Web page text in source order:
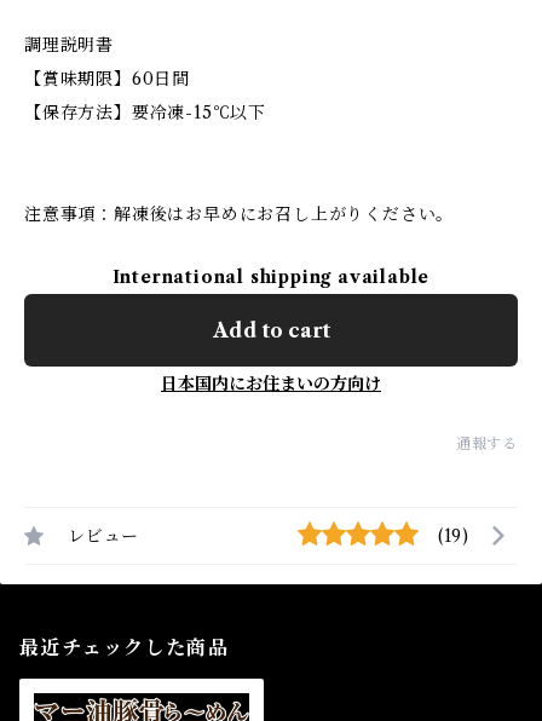
調理説明書
【賞味期限】60日間
【保存方法】要冷凍-15℃以下
注意事項：解凍後はお早めにお召し上がりください。
International shipping available
Add to cart
日本国内にお住まいの方向け
通報する
レビュー (19)
最近チェックした商品